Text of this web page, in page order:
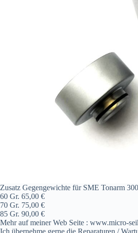
Zusatz Gegengewichte für SME Tonarm
60 Gr. 65,00 €
70 Gr. 75,00 €
85 Gr. 90,00 €
Mehr auf meiner Web Seite : www.micro-
Ich übernehme gerne die Reparaturen /